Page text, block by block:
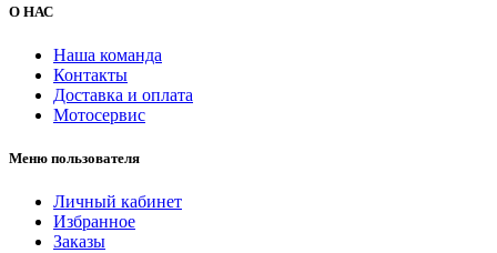
О НАС
Наша команда
Контакты
Доставка и оплата
Мотосервис
Меню пользователя
Личный кабинет
Избранное
Заказы